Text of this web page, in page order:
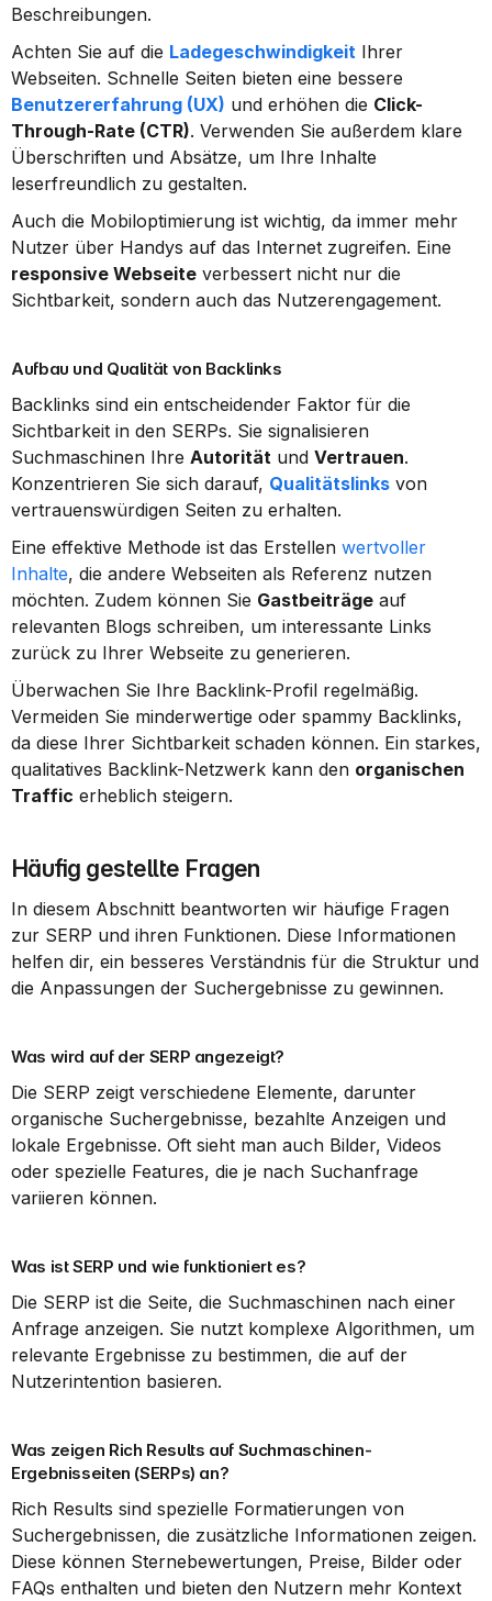
Beschreibungen.
Achten Sie auf die Ladegeschwindigkeit Ihrer
Benutzererfahrung (UX) und erhöhen die Click-
Through-Rate (CTR). Verwenden Sie außerdem klare
Überschriften und Absätze, um Ihre Inhalte
leserfreundlich zu gestalten.
Auch die Mobiloptimierung ist wichtig, da immer mehr
responsive Webseite verbessert nicht nur die
Sichtbarkeit, sondern auch das Nutzerengagement.
Aufbau und Qualität von Backlinks
Backlinks sind ein entscheidender Faktor für die
Sichtbarkeit in den SERPs. Sie signalisieren
Suchmaschinen Ihre Autorität und Vertrauen.
Konzentrieren Sie sich darauf, Qualitätslinks von
vertrauenswürdigen Seiten zu erhalten.
Eine effektive Methode ist das Erstellen wertvoller
Inhalte, die andere Webseiten als Referenz nutzen
möchten. Zudem können Sie Gastbeiträge auf
relevanten Blogs schreiben, um interessante Links
zurück zu Ihrer Webseite zu generieren.
Überwachen Sie Ihre Backlink-Profil regelmäßig.
Vermeiden Sie minderwertige oder spammy Backlinks,
da diese Ihrer Sichtbarkeit schaden können. Ein starkes,
qualitatives Backlink-Netzwerk kann den organischen
Traffic erheblich steigern.
Häufig gestellte Fragen
In diesem Abschnitt beantworten wir häufige Fragen
zur SERP und ihren Funktionen. Diese Informationen
helfen dir, ein besseres Verständnis für die Struktur und
die Anpassungen der Suchergebnisse zu gewinnen.
Was wird auf der SERP angezeigt?
Die SERP zeigt verschiedene Elemente, darunter
organische Suchergebnisse, bezahlte Anzeigen und
lokale Ergebnisse. Oft sieht man auch Bilder, Videos
oder spezielle Features, die je nach Suchanfrage
variieren können.
Was ist SERP und wie funktioniert es?
Die SERP ist die Seite, die Suchmaschinen nach einer
Anfrage anzeigen. Sie nutzt komplexe Algorithmen, um
relevante Ergebnisse zu bestimmen, die auf der
Nutzerintention basieren.
Was zeigen Rich Results auf Suchmaschinen-
Ergebnisseiten (SERPs) an?
Rich Results sind spezielle Formatierungen von
Suchergebnissen, die zusätzliche Informationen zeigen.
Diese können Sternebewertungen, Preise, Bilder oder
FAQs enthalten und bieten den Nutzern mehr Kontext